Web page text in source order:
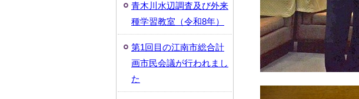
青木川水辺調査及び外来
種学習教室（令和8年）
第1回目の江南市総合計
画市民会議が行われまし
た